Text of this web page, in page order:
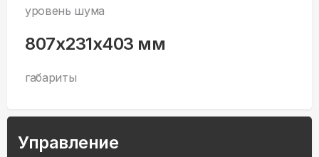
уровень шума
807x231x403 мм
габариты
Управление